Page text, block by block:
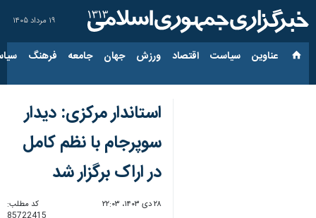
۱۹ مرداد ۱۴۰۵
عناوین‌ سیاست اقتصاد ورزش جهان جامعه فرهنگ
استاندار مرکزی: دیدار
سوپرجام با نظم کامل
در اراک برگزار شد
۲۸ دی ۱۴۰۳، ۲۲:۰۳
کد مطلب: